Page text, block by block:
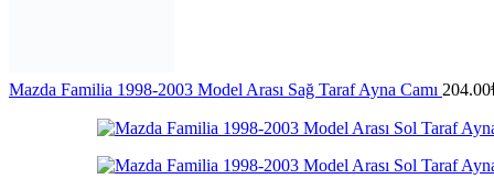
Mazda Familia 1998-2003 Model Arası Sağ Taraf Ayna Camı 204.00